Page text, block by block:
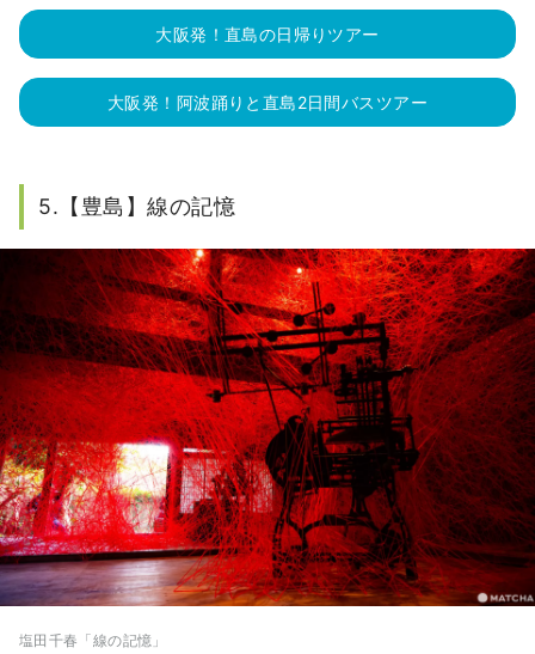
大阪発！直島の日帰りツアー
大阪発！阿波踊りと直島2日間バスツアー
5.【豊島】線の記憶
塩田千春「線の記憶」